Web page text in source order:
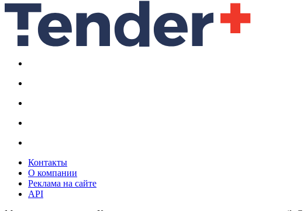
Контакты
О компании
Реклама на сайте
API